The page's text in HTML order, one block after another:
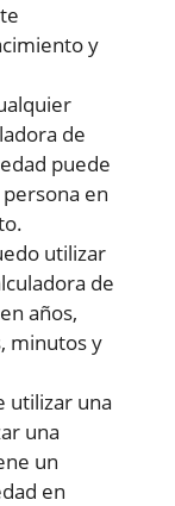
y
de
puede
en
utilizar
de
años,
minutos y
utilizar una
una
un
en